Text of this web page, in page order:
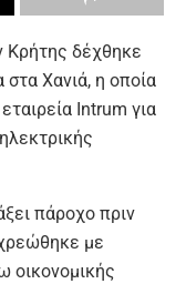
δέχθηκε
Χανιά, η οποία
Intrum για
πάροχο πριν
με
οικονομικής